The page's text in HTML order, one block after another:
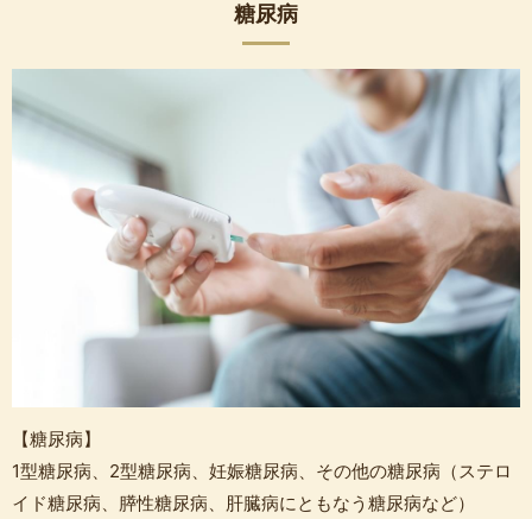
糖尿病
【糖尿病】
1型糖尿病、2型糖尿病、妊娠糖尿病、その他の糖尿病（ステロ
イド糖尿病、膵性糖尿病、肝臓病にともなう糖尿病など）